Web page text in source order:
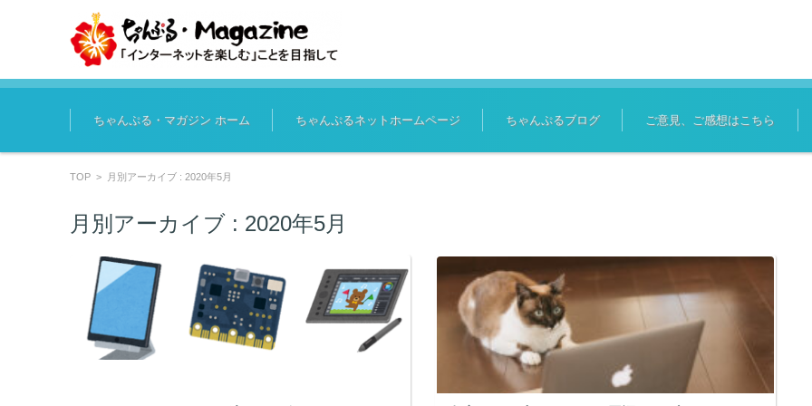
コンテンツに移動
ちゃんぷる・マガジン ホーム ちゃんぷるネットホームページ ちゃんぷるブログ ご意見、ご感想はこちら
TOP > 月別アーカイブ : 2020年5月
月別アーカイブ : 2020年5月